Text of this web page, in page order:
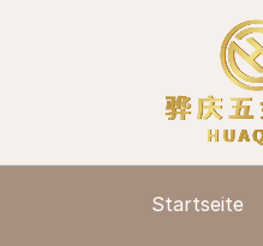
Startseite